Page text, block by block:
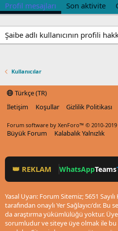
Profil mesajları Son aktivite
Şaibe adlı kullanıcının profili
Kullanıcılar
Türkçe (TR)
İletişim
Koşullar Gizlilik Politikası
Forum software by XenForo™ © 2010-
Büyük Forum Kalabalık Yalnızlık
👑 REKLAM WhatsAppTeams
Yasal Uyarı: Forum Sitemiz; 5651
tarafından onaylı Yer Sağlayıcı'dır.
da araştırma yükümlülüğü yoktur.
sorumludur ve siteye üye olmak ile